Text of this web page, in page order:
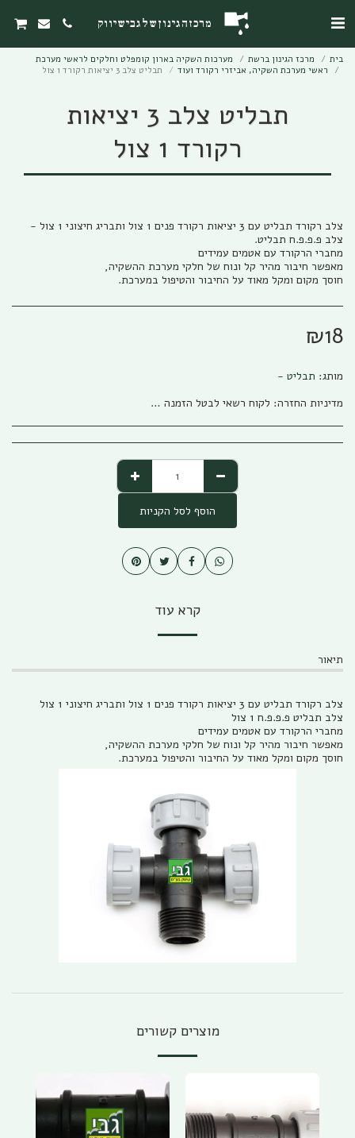
מרכז הגינון של גבי שיווק
בית מרכז הגינון ברשת
מערכות השקיה בארון קומפלט וחלקים לראשי מערכת
ראשי מערכת השקיה, אביזרי רקורד ועוד
תבליט צלב 3 יציאות רקורד 1 צול
תבליט צלב 3 יציאות
רקורד 1 צול
צלב רקורד תבליט עם 3 יציאות רקורד פנים 1 צול ותבריג חיצוני 1 צול -
חוסך מקום ומקל מאוד על החיבור והטיפול במערכת.
₪18
מותג: תבליט -
מדיניות החזרה: לקוח רשאי לבטל הזמנה בהתאם להוראות חוק הגנת הצרכן, התשמ&quot;א – 1981 אפריל (להלן: &quot;חוק הגנת הצרכן&quot;) והתקנות שהותקנו על פיו. ניתן לבטל את העסקה באמצעות פניה טלפונית לגבי שיווק (04-673013/5) או פניה לפקס (04-6735014) או בדואר אלקטרוני לשירות הלקוחות של החברה ((office@gabi-marketing.co.il. ביטול העסקה למוצרים שעוד לא נשלחו – ללא כל עלות וזיכוי מלא על כל הסכום ששולם. ביטול עסקה למוצרים שנשלחו - יש להשיב את המוצר לחברה כאשר כל העלויות הכרוכות בהובלת המוצר (מ ואל) החזרת המוצר תחולנה על הלקוח, במקרה של מוצר במבצע של משלוח חינם (על חשבון חברת גבי שיווק) בעת ביטול עסקה יוחזר ללקוח מלוא הסכום ששולם בקיזוז עלות המשלוח כפי ובהתאם לעלות שחלה על חברת גבי שיווק. למוצרים שעדיין לא הגיעו ללקוח מסיבות שונות, והלקוח מעוניין לבטל עסקה, החברה רשאית להמתין זמן סביר לבירור סטאטוס המשלוח ולאחר הגעתו/החזרתו לחברת גבי שיווק תפעל החברה לזיכוי מיידי של הלקוח. לפנים מהחוק ומשורת הדין: החברה תזכה בסכום המלא ששולם ולא תגבה דמי ביטול /השתתפות כלשהם למעט עלויות השילוח. החזרת המוצר תיעשה כשהוא באריזתו המקורית בצירוף החשבונית המקורית ושעדיין לא חלפו 14 יום מתאריך רכישת המוצר. למוצרים שנרכשו לפי הזמנה מיוחדת או שהותאמו במידות/צבע/דגם מיוחד לפי ההזמנה החברה תשתדל לעזור ותזכה בהתאם ליכולת והאפשרות שלה למכור את המוצר, ולזכות בהתאם למצב. אבל בהתאם לחוק לא ניתן להתחייב לנושא
הוסף לסל הקניות
קרא עוד
תיאור
צלב רקורד תבליט עם 3 יציאות רקורד פנים 1 צול ותבריג חיצוני 1 צול
צלב תבליט פ.פ.פ.ח 1 צול
מחברי הרקורד עם אטמים עמידים
מאפשר חיבור מהיר קל ונוח של חלקי מערכת ההשקיה,
חוסך מקום ומקל מאוד על החיבור והטיפול במערכת.
מוצרים קשורים